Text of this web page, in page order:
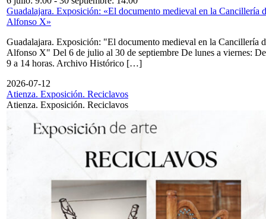
Guadalajara. Exposición: «El documento medieval en la Cancillería
Alfonso X»
Guadalajara. Exposición: "El documento medieval en la Cancillería
Alfonso X" Del 6 de julio al 30 de septiembre De lunes a viernes: De
9 a 14 horas. Archivo Histórico […]
2026-07-12
Atienza. Exposición. Reciclavos
Atienza. Exposición. Reciclavos